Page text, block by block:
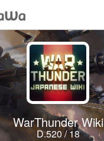
WarThunder Wiki
D.520 / 18